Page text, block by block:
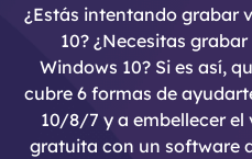
¿Estás intentando grabar
10? ¿Necesitas
Windows 10? Si es así,
cubre 6 formas de
10/8/7 y a embellecer
gratuita con un software